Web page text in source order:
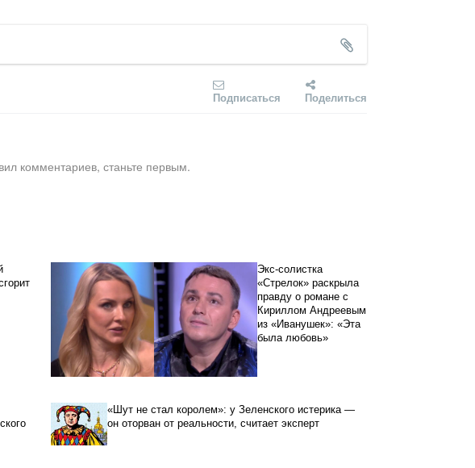
Подписаться Поделиться
комментариев, станьте первым.
Экс-солистка
«Стрелок» раскрыла
правду о романе с
Кириллом Андреевым
из «Иванушек»: «Эта
была любовь»
«Шут не стал королем»: у Зеленского истерика —
он оторван от реальности, считает эксперт